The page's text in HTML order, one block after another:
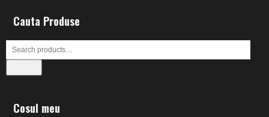
Cauta Produse
Cosul meu